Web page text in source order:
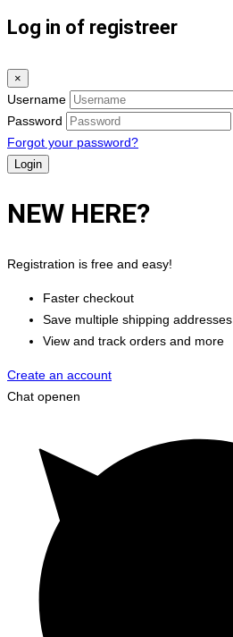
Log in of registreer
×
Username
Password
Forgot your password?
NEW HERE?
Registration is free and easy!
Faster checkout
Save multiple shipping addresses
View and track orders and more
Create an account
Chat openen